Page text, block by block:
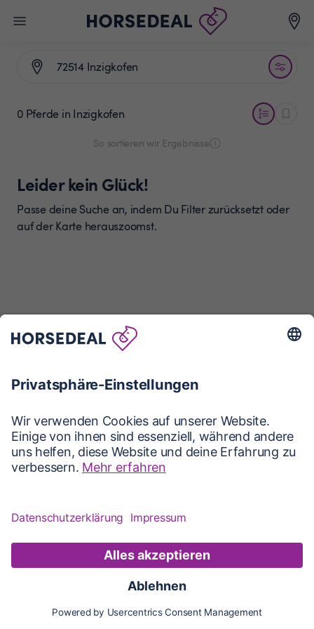
Karte Updates Konto
Karte
0 Pferde in Inzigkofen
So sortieren wir Ergebnisse
Leider kein Glück!
Passe deine Suche an, indem Du Filter zurücksetzt oder
auf der Karte herauszoomst.